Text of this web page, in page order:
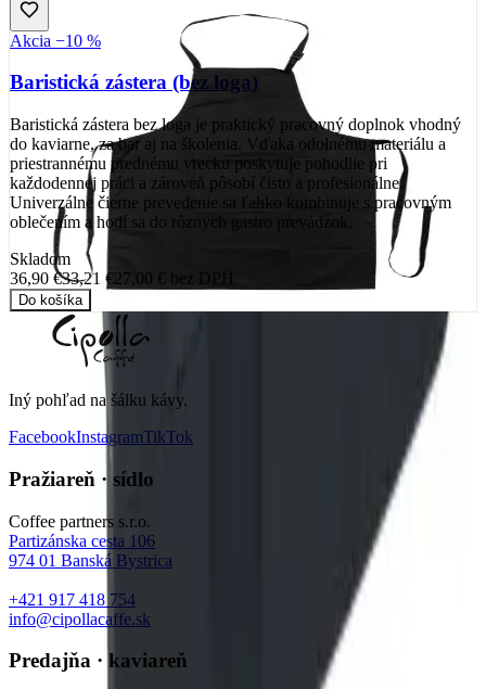
Akcia −10 %
Baristická zástera (bez loga)
Baristická zástera bez loga je praktický pracovný doplnok vhodný
do kaviarne, za bar aj na školenia. Vďaka odolnému materiálu a
priestrannému prednému vrecku poskytuje pohodlie pri
každodennej práci a zároveň pôsobí čisto a profesionálne.
Univerzálne čierne prevedenie sa ľahko kombinuje s pracovným
oblečením a hodí sa do rôznych gastro prevádzok.
Skladom
36,90 €33,21 €27,00 € bez DPH
Do košíka
Iný pohľad na šálku kávy.
FacebookInstagramTikTok
Pražiareň · sídlo
Coffee partners s.r.o.
Partizánska cesta 106
974 01 Banská Bystrica
+421 917 418 754
info@cipollacaffe.sk
Predajňa · kaviareň